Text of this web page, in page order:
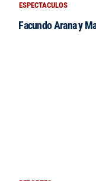
ESPECTACULOS
Facundo Arana y